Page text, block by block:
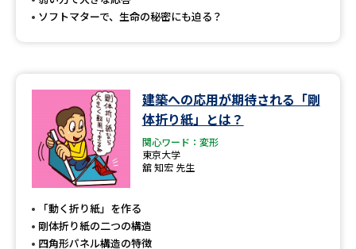
ソフトマターで、生命の秘密にも迫る？
建築への応用が期待される「剛
体折り紙」とは？
関心ワード：変形
東京大学
舘 知宏 先生
「動く折り紙」を作る
剛体折り紙の二つの構造
四角形パネル構造の特徴